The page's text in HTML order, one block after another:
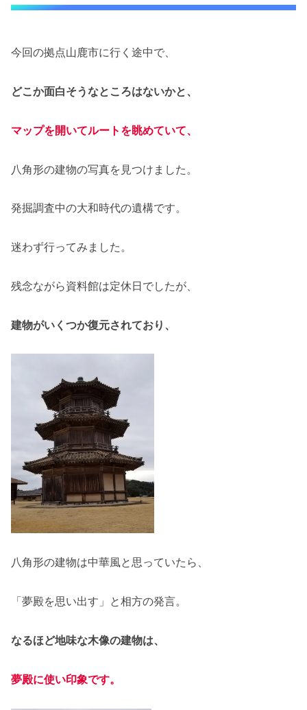
今回の拠点山鹿市に行く途中で、
どこか面白そうなところはないかと、
マップを開いてルートを眺めていて、
八角形の建物の写真を見つけました。
発掘調査中の大和時代の遺構です。
迷わず行ってみました。
残念ながら資料館は定休日でしたが、
建物がいくつか復元されており、
八角形の建物は中華風と思っていたら、
「夢殿を思い出す」と相方の発言。
なるほど地味な木像の建物は、
夢殿に使い印象です。